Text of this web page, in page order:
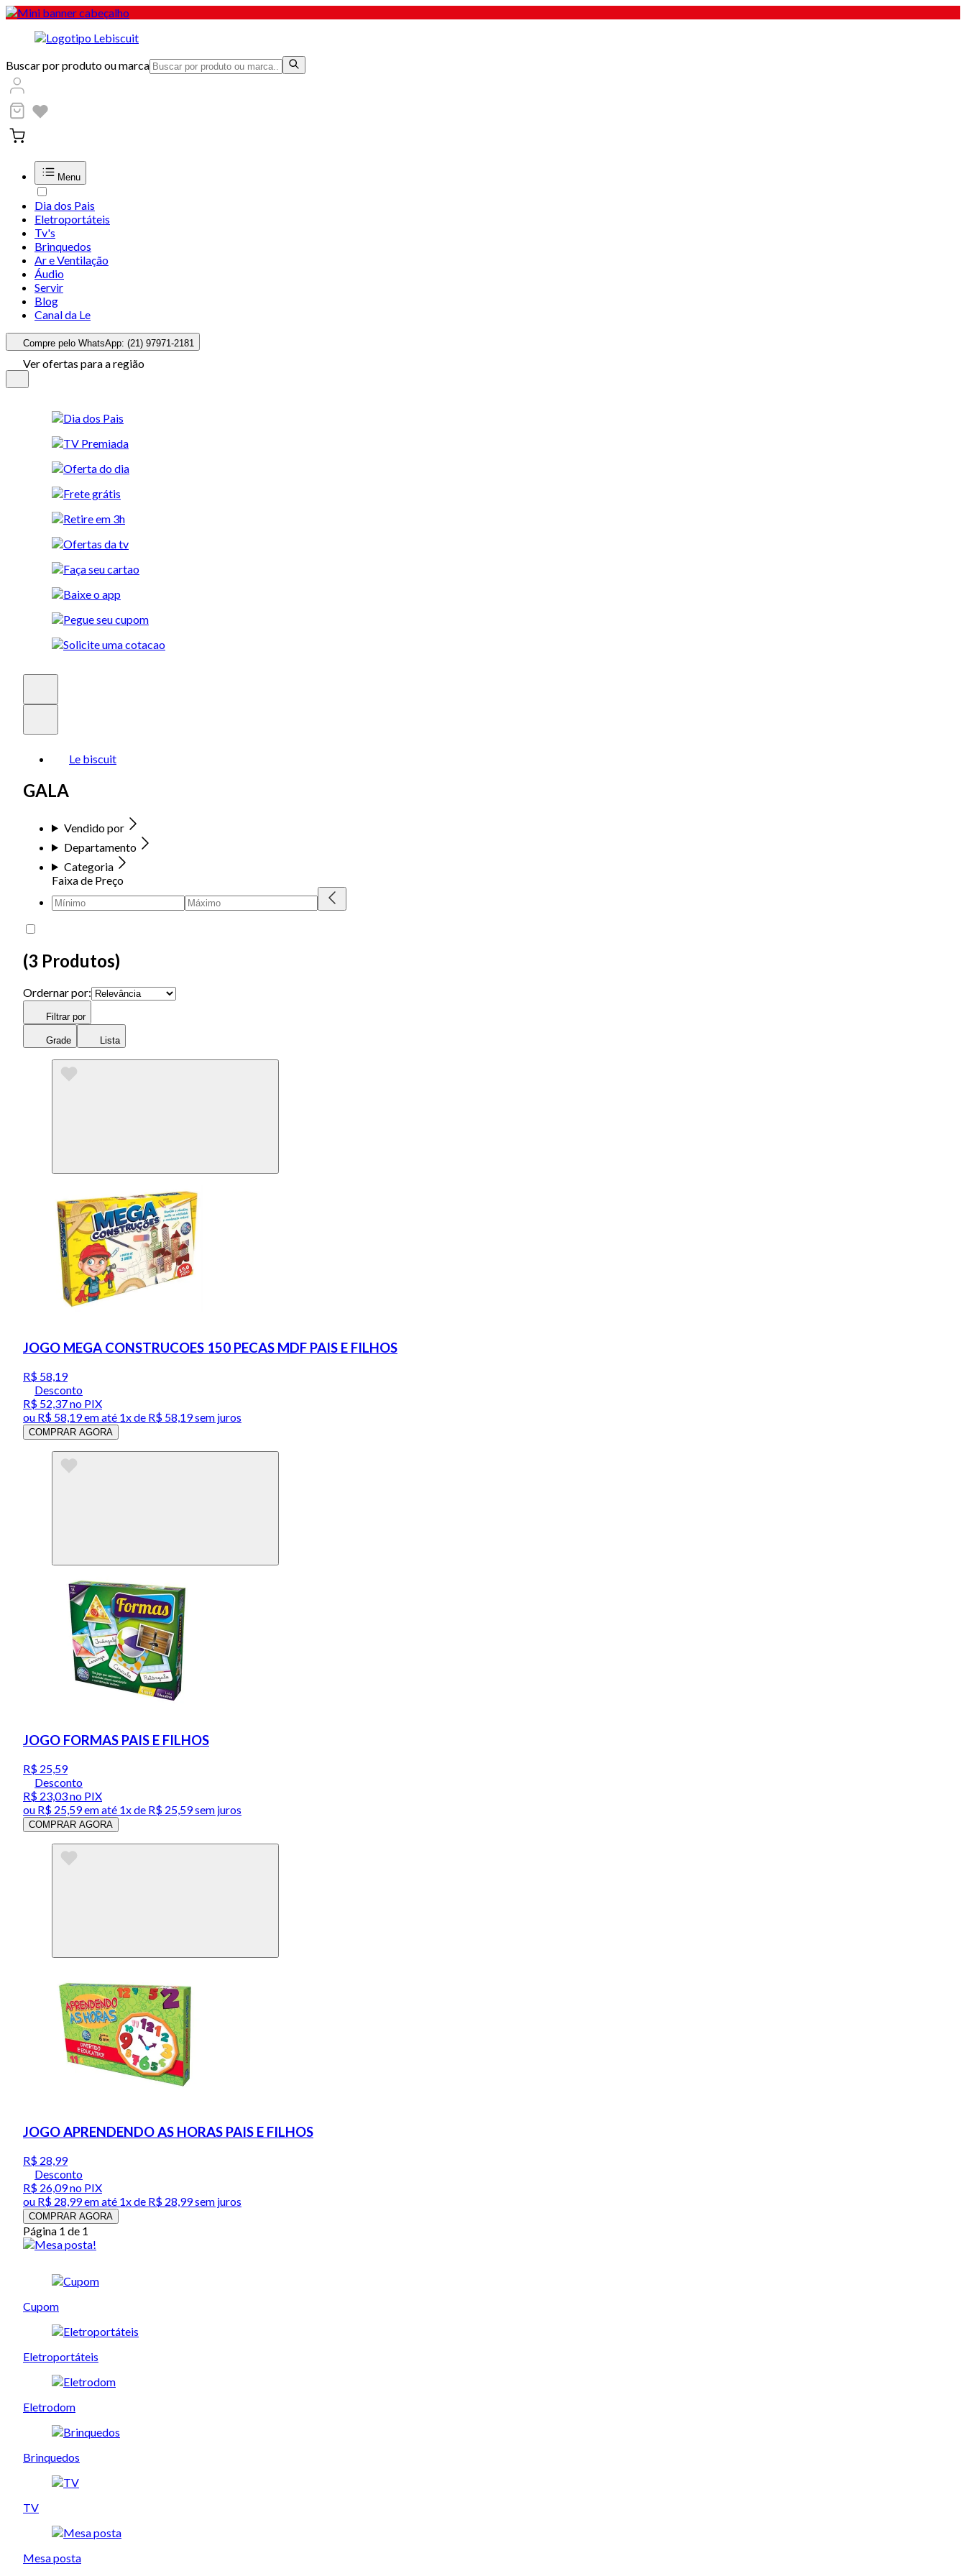
Buscar por produto ou marca
Menu
Dia dos Pais
Eletroportáteis
Tv's
Brinquedos
Ar e Ventilação
Áudio
Servir
Blog
Canal da Le
Compre pelo WhatsApp: (21) 97971-2181
Ver ofertas para a região
Le biscuit
GALA
Vendido por
Departamento
Categoria
Faixa de Preço
(3 Produtos)
Ordernar por:
Filtrar por
Grade Lista
JOGO MEGA CONSTRUCOES 150 PECAS MDF PAIS E FILHOS
R$ 58,19
Desconto
R$ 52,37no PIX
ou R$ 58,19em até 1x de R$ 58,19sem juros
COMPRAR AGORA
JOGO FORMAS PAIS E FILHOS
R$ 25,59
Desconto
R$ 23,03no PIX
ou R$ 25,59em até 1x de R$ 25,59sem juros
COMPRAR AGORA
JOGO APRENDENDO AS HORAS PAIS E FILHOS
R$ 28,99
Desconto
R$ 26,09no PIX
ou R$ 28,99em até 1x de R$ 28,99sem juros
COMPRAR AGORA
Página 1 de 1
Cupom
Eletroportáteis
Eletrodom
Brinquedos
TV
Mesa posta